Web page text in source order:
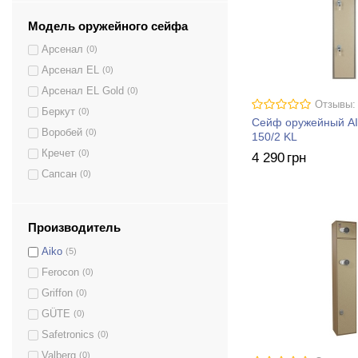
Модель оружейного сейфа
Арсенал (0)
Арсенал EL (0)
Арсенал EL Gold (0)
Беркут (0)
Воробей (0)
Кречет (0)
Сапсан (0)
Сафари EL
Сафари EL Gold
Сокол (0)
Чирок (0)
MAXI 5M
MAXI 5PM (0)
Производитель
Aiko (5)
Ferocon (0)
Griffon (0)
GÜTE (0)
Safetronics (0)
Valberg (0)
Отзывы:
Сейф оружейный
150/2 KL
4 290 грн